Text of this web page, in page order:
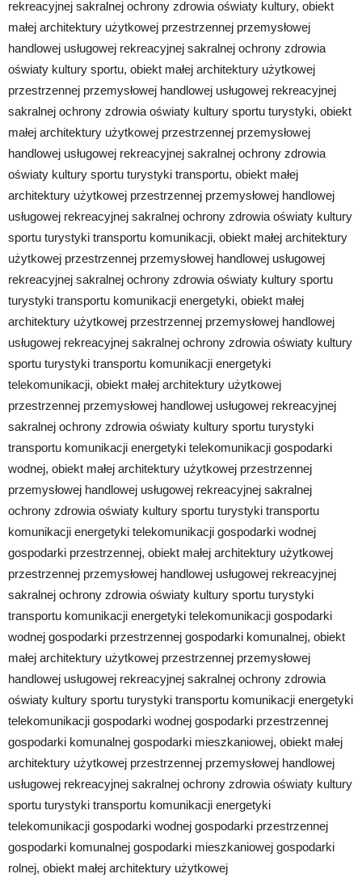
rekreacyjnej sakralnej ochrony zdrowia oświaty kultury, obiekt
małej architektury użytkowej przestrzennej przemysłowej
handlowej usługowej rekreacyjnej sakralnej ochrony zdrowia
oświaty kultury sportu, obiekt małej architektury użytkowej
przestrzennej przemysłowej handlowej usługowej rekreacyjnej
sakralnej ochrony zdrowia oświaty kultury sportu turystyki, obiekt
małej architektury użytkowej przestrzennej przemysłowej
handlowej usługowej rekreacyjnej sakralnej ochrony zdrowia
oświaty kultury sportu turystyki transportu, obiekt małej
architektury użytkowej przestrzennej przemysłowej handlowej
usługowej rekreacyjnej sakralnej ochrony zdrowia oświaty kultury
sportu turystyki transportu komunikacji, obiekt małej architektury
użytkowej przestrzennej przemysłowej handlowej usługowej
rekreacyjnej sakralnej ochrony zdrowia oświaty kultury sportu
turystyki transportu komunikacji energetyki, obiekt małej
architektury użytkowej przestrzennej przemysłowej handlowej
usługowej rekreacyjnej sakralnej ochrony zdrowia oświaty kultury
sportu turystyki transportu komunikacji energetyki
telekomunikacji, obiekt małej architektury użytkowej
przestrzennej przemysłowej handlowej usługowej rekreacyjnej
sakralnej ochrony zdrowia oświaty kultury sportu turystyki
transportu komunikacji energetyki telekomunikacji gospodarki
wodnej, obiekt małej architektury użytkowej przestrzennej
przemysłowej handlowej usługowej rekreacyjnej sakralnej
ochrony zdrowia oświaty kultury sportu turystyki transportu
komunikacji energetyki telekomunikacji gospodarki wodnej
gospodarki przestrzennej, obiekt małej architektury użytkowej
przestrzennej przemysłowej handlowej usługowej rekreacyjnej
sakralnej ochrony zdrowia oświaty kultury sportu turystyki
transportu komunikacji energetyki telekomunikacji gospodarki
wodnej gospodarki przestrzennej gospodarki komunalnej, obiekt
małej architektury użytkowej przestrzennej przemysłowej
handlowej usługowej rekreacyjnej sakralnej ochrony zdrowia
oświaty kultury sportu turystyki transportu komunikacji energetyki
telekomunikacji gospodarki wodnej gospodarki przestrzennej
gospodarki komunalnej gospodarki mieszkaniowej, obiekt małej
architektury użytkowej przestrzennej przemysłowej handlowej
usługowej rekreacyjnej sakralnej ochrony zdrowia oświaty kultury
sportu turystyki transportu komunikacji energetyki
telekomunikacji gospodarki wodnej gospodarki przestrzennej
gospodarki komunalnej gospodarki mieszkaniowej gospodarki
rolnej, obiekt małej architektury użytkowej